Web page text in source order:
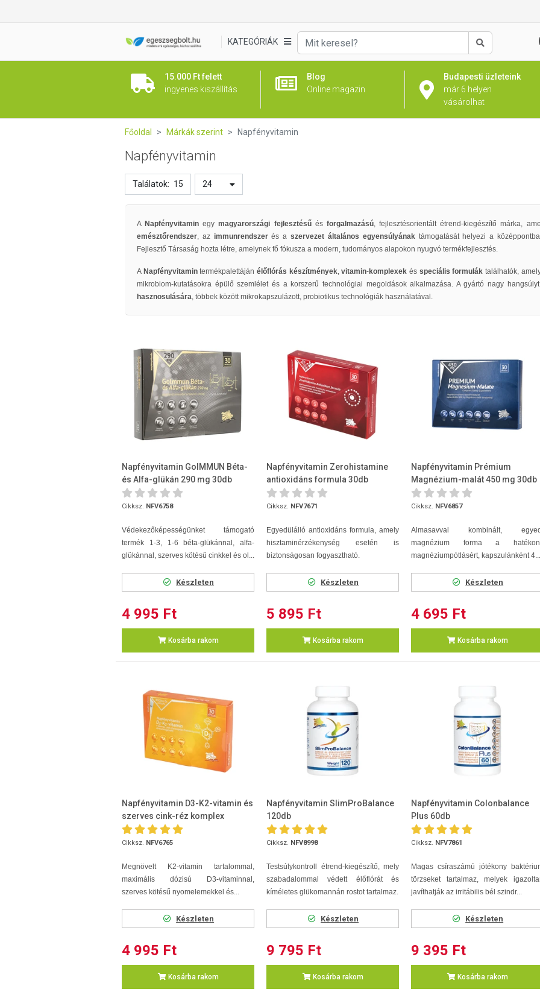
KATEGÓRIÁK
Keresés
15.000 Ft felett
ingyenes kiszállítás
Blog
Online magazin
Budapesti üzleteink
már 6 helyen
vásárolhat
Főoldal Márkák szerint Napfényvitamin
Napfényvitamin
Találatok: 15 24
A Napfényvitaminegymagyarországi fejlesztésű és forgalmazású, fejlesztésorientált étrend-kiegészítő márka,
emésztőrendszer, az immunrendszerés aszervezet általános egyensúlyának támogatását helyezi a
Fejlesztő Társaság hozta létre, amelynek fő fókusza a modern, tudományos alapokon nyugvó termékfejlesztés.
A Napfényvitamintermékpalettájánélőflórás készítmények,vitamin-komplexekés speciális formuláktalálhatók,
mikrobiom-kutatásokra épülő szemlélet és a korszerű technológiai megoldások alkalmazása. A gyártó nagy
hasznosulására, többek között mikrokapszulázott, probiotikus technológiák használatával.
Napfényvitamin GoIMMUN Béta-
és Alfa-glükán 290 mg 30db
Cikksz. NFV6758
Védekezőképességünket támogató
termék 1-3, 1-6 béta-glükánnal, alfa-
glükánnal, szerves kötésű cinkkel és ol...
Készleten
4 995 Ft
Kosárba rakom
Napfényvitamin Zerohistamine
antioxidáns formula 30db
Cikksz. NFV7671
Egyedülálló antioxidáns formula, amely
hisztaminérzékenység esetén is
biztonságosan fogyasztható.
Készleten
5 895 Ft
Kosárba rakom
Napfényvitamin Prémium
Magnézium-malát 450 mg 30db
Cikksz. NFV6857
Almasavval kombinált,
magnézium forma a
magnéziumpótlásért, kapszulánként 4...
Készleten
4 695 Ft
Kosárba rakom
Napfényvitamin D3-K2-vitamin és
szerves cink-réz komplex
prebiotikummal 30db
Cikksz. NFV6765
Megnövelt K2-vitamin tartalommal,
maximális dózisú D3-vitaminnal,
szerves kötésű nyomelemekkel és...
Készleten
4 995 Ft
Kosárba rakom
Napfényvitamin SlimProBalance
120db
Cikksz. NFV8998
Testsúlykontroll étrend-kiegészítő, mely
szabadalommal védett élőflórát és
kíméletes glükomannán rostot tartalmaz.
Készleten
9 795 Ft
Kosárba rakom
Napfényvitamin Colonbalance
Plus 60db
Cikksz. NFV7861
Magas csíraszámú jótékony
törzseket tartalmaz, melyek
javíthatják az irritábilis bél szindr...
Készleten
9 395 Ft
Kosárba rakom